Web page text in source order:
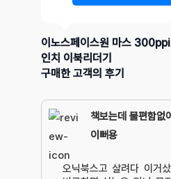
이노스페이스원 마스
인치 이북리더기
구매한 고객의 후기
책보는데 불편함없
이뻐용
오닉북스고 살려다 이거